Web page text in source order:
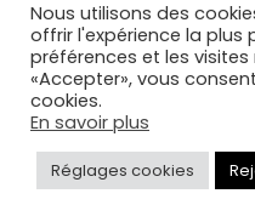
© Copyright 2026 - Tous
Nous utilisons des
offrir l'expérience la plus
préférences et les
«Accepter», vous
cookies.
En savoir plus
Réglages cookies